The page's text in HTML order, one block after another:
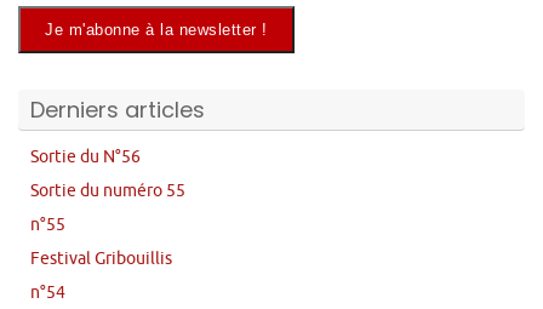
Derniers articles
Sortie du N°56
Sortie du numéro 55
n°55
Festival Gribouillis
n°54